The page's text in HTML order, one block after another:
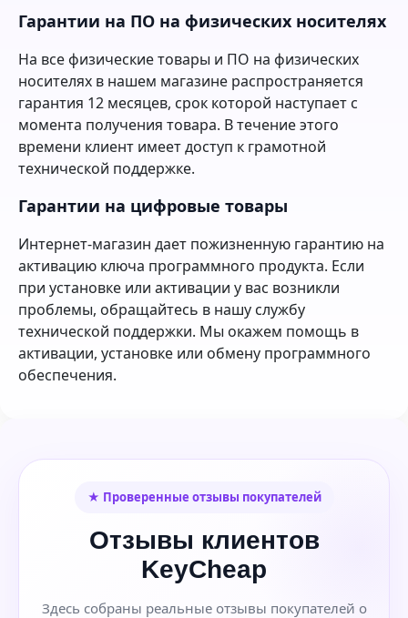
Гарантии на ПО на физических носителях
На все физические товары и ПО на физических
носителях в нашем магазине распространяется
гарантия 12 месяцев, срок которой наступает с
момента получения товара. В течение этого
времени клиент имеет доступ к грамотной
технической поддержке.
Гарантии на цифровые товары
Интернет-магазин дает пожизненную гарантию на
активацию ключа программного продукта. Если
при установке или активации у вас возникли
проблемы, обращайтесь в нашу службу
технической поддержки. Мы окажем помощь в
активации, установке или обмену программного
обеспечения.
★ Проверенные отзывы покупателей
Отзывы клиентов
KeyCheap
Здесь собраны реальные отзывы покупателей о